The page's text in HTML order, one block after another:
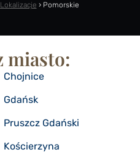
Lokalizacje › Pomorskie
miasto:
Chojnice
Gdańsk
Pruszcz Gdański
Kościerzyna